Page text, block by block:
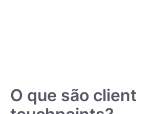
O que são client